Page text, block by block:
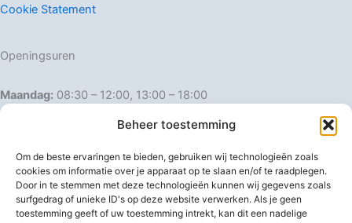
Beheer toestemming
Om de beste ervaringen te bieden, gebruiken wij technologieën zoals
cookies om informatie over je apparaat op te slaan en/of te raadplegen.
Door in te stemmen met deze technologieën kunnen wij gegevens zoals
surfgedrag of unieke ID's op deze website verwerken. Als je geen
toestemming geeft of uw toestemming intrekt, kan dit een nadelige
Cookie Statement
Openingsuren
Maandag: 08:30 – 12:00, 13:00 – 18:00
Dinsdag:
08:30 – 12:00, 13:00 – 18:00
Donderdag: 08:30 – 12:00, 13:00 – 18:00
Vrijdag: 08:30 – 12:00, 13:00 – 18:00
Zaterdag: 08:30 – 16:00
Zondag: Gesloten